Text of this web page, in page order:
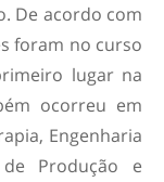
De acordo com
foram no curso
lugar na
ocorreu em
Engenharia
Produção e